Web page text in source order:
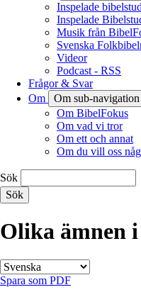
Inspelade
Inspelade
Musik från
Svenska
Videor
Podcast - RSS
Frågor & Svar
Om
Om sub-navigation
Om BibelFokus
Om vad vi tror
Om ett och annat
Om du vill oss
Sök
Olika ämnen
Spara som PDF